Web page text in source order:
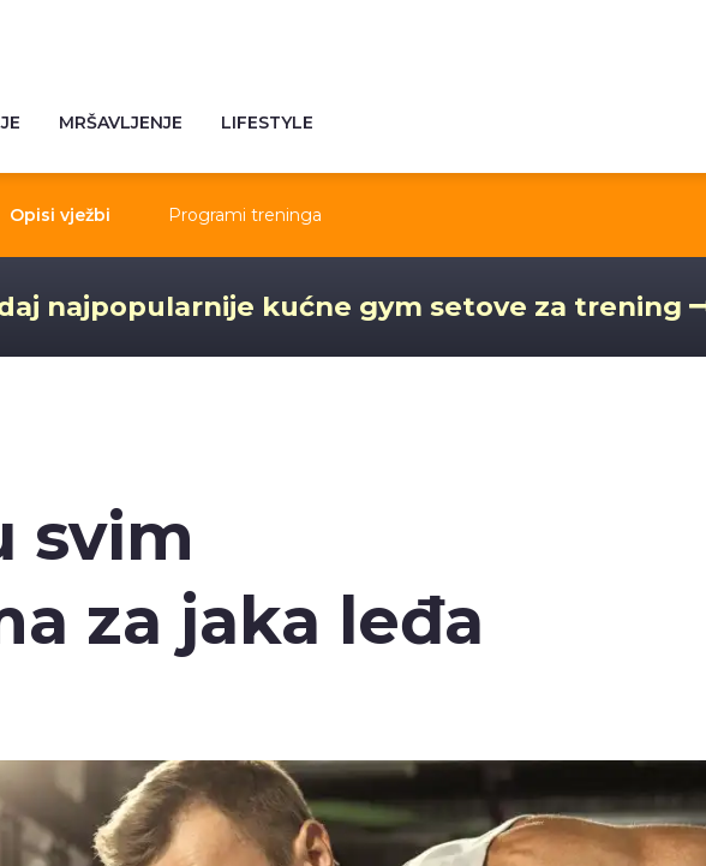
MRŠAVLJENJE LIFESTYLE
Opisi vježbi Programi treninga
najpopularnije kućne gym setove za trening
svim
za jaka leđa